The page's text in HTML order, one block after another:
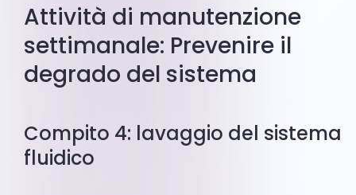
Attività di manutenzione
settimanale: Prevenire il
degrado del sistema
Compito 4: lavaggio del sistema
fluidico